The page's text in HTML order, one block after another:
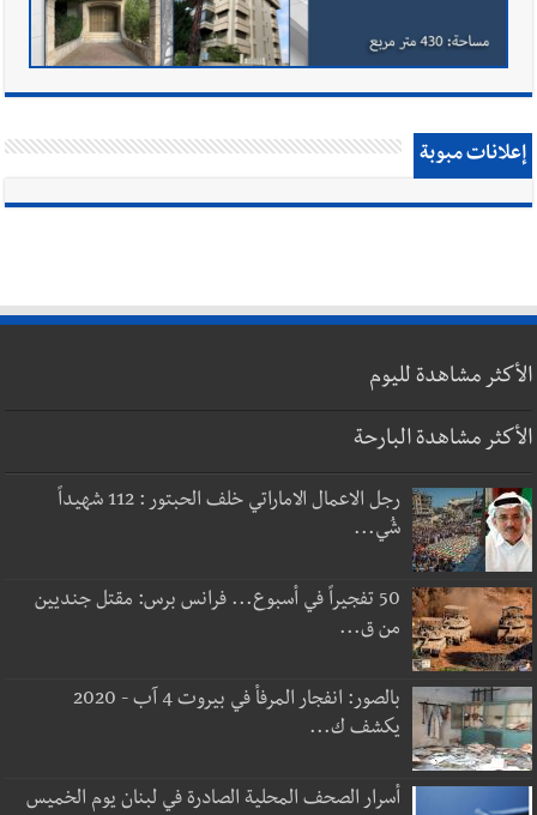
إعلانات مبوبة
الأكثر مشاهدة لليوم
الأكثر مشاهدة البارحة
رجل الاعمال الاماراتي خلف الحبتور : 112 شهيداً
شُي...
50 تفجيراً في أسبوع... فرانس برس: مقتل جنديين
من ق...
بالصور: انفجار المرفأ في بيروت 4 آب - 2020
يكشف ك...
أسرار الصحف المحلية الصادرة في لبنان يوم الخميس